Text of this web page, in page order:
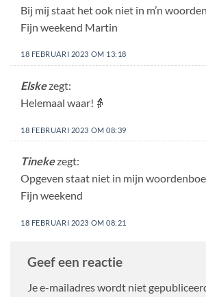
Bij mij staat het ook niet in m’n
Fijn weekend Martin
18 FEBRUARI 2023 OM 13:18
Elskezegt:
Helemaal waar!👵
18 FEBRUARI 2023 OM 08:39
Tinekezegt:
Opgeven staat niet in mijn
Fijn weekend
18 FEBRUARI 2023 OM 08:21
Geef een reactie
Je e-mailadres wordt niet